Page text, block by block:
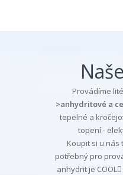
Provádíme
>anhydritové a
tepelné a
topení -
Koupit si u nás
potřebný pro
anhydrit je COOL